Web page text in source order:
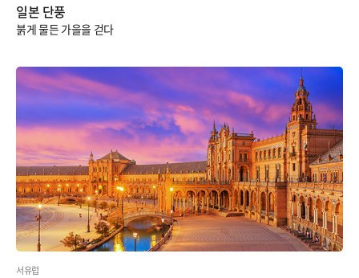
일본 단풍
붉게 물든 가을을 걷다
서유럽